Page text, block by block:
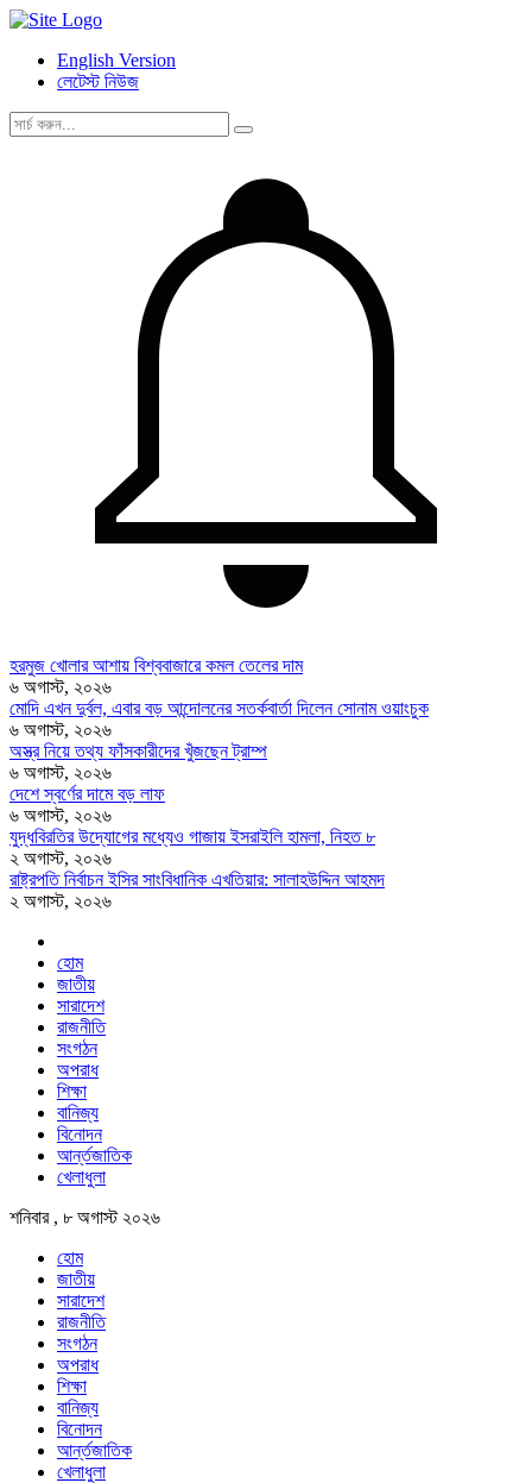
English Version
লেটেস্ট নিউজ
হরমুজ খোলার আশায় বিশ্ববাজারে কমল তেলের দাম
৬ অগাস্ট, ২০২৬
মোদি এখন দুর্বল, এবার বড় আন্দোলনের সতর্কবার্তা দিলেন সোনাম ওয়াংচুক
৬ অগাস্ট, ২০২৬
অস্ত্র নিয়ে তথ্য ফাঁসকারীদের খুঁজছেন ট্রাম্প
৬ অগাস্ট, ২০২৬
দেশে স্বর্ণের দামে বড় লাফ
৬ অগাস্ট, ২০২৬
যুদ্ধবিরতির উদ্যোগের মধ্যেও গাজায় ইসরাইলি হামলা, নিহত ৮
২ অগাস্ট, ২০২৬
রাষ্ট্রপতি নির্বাচন ইসির সাংবিধানিক এখতিয়ার: সালাহউদ্দিন আহমদ
২ অগাস্ট, ২০২৬
হোম
জাতীয়
সারাদেশ
রাজনীতি
সংগঠন
অপরাধ
শিক্ষা
বানিজ্য
বিনোদন
আর্ন্তজাতিক
খেলাধুলা
শনিবার , ৮ অগাস্ট ২০২৬
হোম
জাতীয়
সারাদেশ
রাজনীতি
সংগঠন
অপরাধ
শিক্ষা
বানিজ্য
বিনোদন
আর্ন্তজাতিক
খেলাধুলা